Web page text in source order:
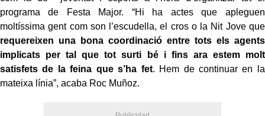
programa de Festa Major. “Hi ha actes que apleguen
moltíssima gent com son l’escudella, el cros o la Nit Jove que
requereixen una bona coordinació entre tots els agents
implicats per tal que tot surti bé i fins ara estem molt
satisfets de la feina que s’ha fet. Hem de continuar en la
mateixa línia”, acaba Roc Muñoz.